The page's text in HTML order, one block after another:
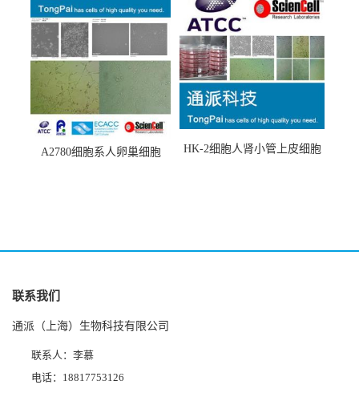
A2780细胞系人卵巢细胞
HK-2细胞人肾小管上皮细胞
联系我们
通派（上海）生物科技有限公司
联系人：李慕
电话：18817753126